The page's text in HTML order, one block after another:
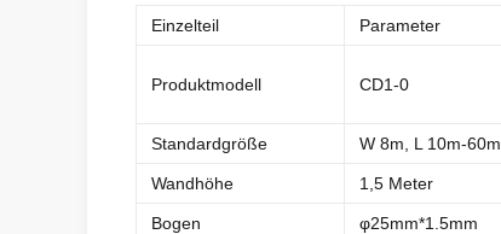
Einzelteil Parameter
Produktmodell CD1-0
Standardgröße W 8m, L 10m-60m
Wandhöhe 1,5 Meter
Bogen φ25mm*1.5mm